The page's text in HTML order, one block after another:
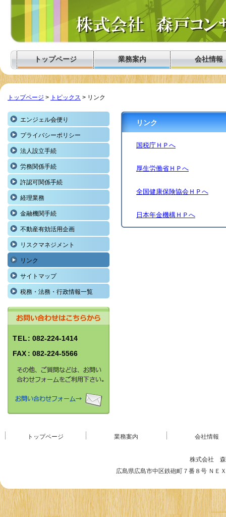
トップページ 業務案内 会社情報
トップページ > トピックス > リンク
リンク
国税庁ＨＰへ
厚生労働省ＨＰへ
全国健康保険協会ＨＰへ
日本年金機構ＨＰへ
エンジェル会便り
プライバシーポリシー
法人設立手続
労務関係手続
許認可関係手続
経理業務
金融機関手続
不動産有効活用企画
リスクマネジメント
リンク
サイトマップ
税務・法務・行政情報一覧
TEL: 082-224-1414
FAX : 082-224-5566
トップページ 業務案内 会社情報
株式会社 森
広島県広島市中区鉄砲町７番８号 Ｎ